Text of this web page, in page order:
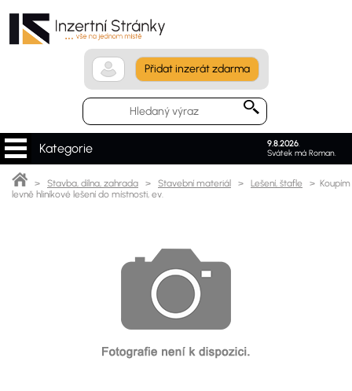
Přidat inzerát zdarma
9.8.2026.
Svátek má Roman.
Kategorie
> Stavba, dílna, zahrada > Stavební materiál > Lešení, štafle > Koupím
levně hliníkové lešení do místnosti, ev.